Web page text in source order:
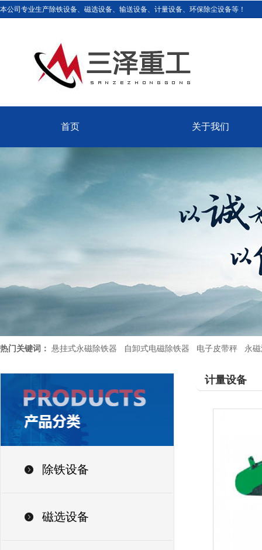
本公司专业生产除铁设备、磁选设备、输送设备、计量设备、环保除尘设备等！
首页 关于我们
热门关键词： 悬挂式永磁除铁器 自卸式电磁除铁器 电子皮带秤 永
计量设备
除铁设备
磁选设备